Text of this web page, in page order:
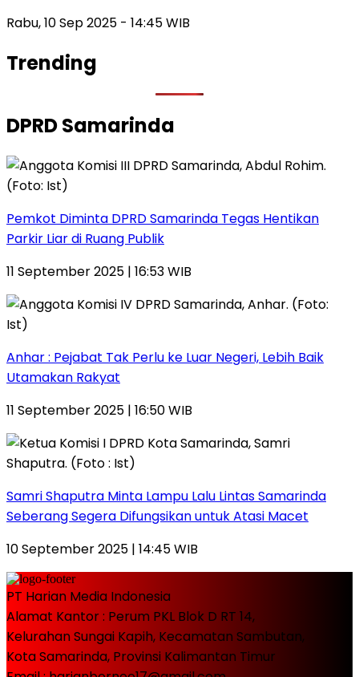
Rabu, 10 Sep 2025 - 14:45 WIB
Trending
DPRD Samarinda
Pemkot Diminta DPRD Samarinda Tegas Hentikan
Parkir Liar di Ruang Publik
11 September 2025 | 16:53 WIB
Anhar : Pejabat Tak Perlu ke Luar Negeri, Lebih Baik
Utamakan Rakyat
11 September 2025 | 16:50 WIB
Samri Shaputra Minta Lampu Lalu Lintas Samarinda
Seberang Segera Difungsikan untuk Atasi Macet
10 September 2025 | 14:45 WIB
PT Harian Media Indonesia
Alamat Kantor : Perum PKL Blok D RT 14,
Kelurahan Sungai Kapih, Kecamatan Sambutan,
Kota Samarinda, Provinsi Kalimantan Timur